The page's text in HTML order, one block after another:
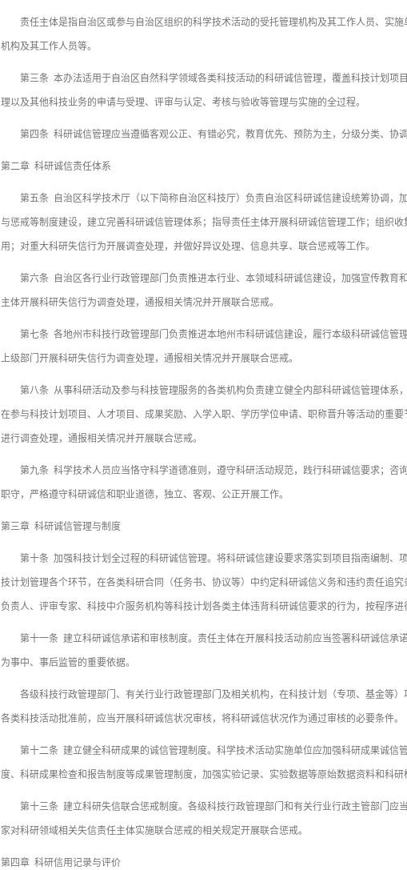
责任主体是指自治区或参与自治区组织的科学技术活动的受托管理机构及其工作人员、实施
机构及其工作人员等。
第三条 本办法适用于自治区自然科学领域各类科技活动的科研诚信管理，覆盖科技计划项
理以及其他科技业务的申请与受理、评审与认定、考核与验收等管理与实施的全过程。
第四条 科研诚信管理应当遵循客观公正、有错必究，教育优先、预防为主，分级分类、协调
第二章 科研诚信责任体系
第五条 自治区科学技术厅（以下简称自治区科技厅）负责自治区科研诚信建设统筹协调，
与惩戒等制度建设，建立完善科研诚信管理体系；指导责任主体开展科研诚信管理工作；组织
用；对重大科研失信行为开展调查处理，并做好异议处理、信息共享、联合惩戒等工作。
第六条 自治区各行业行政管理部门负责推进本行业、本领域科研诚信建设，加强宣传教育
主体开展科研失信行为调查处理，通报相关情况并开展联合惩戒。
第七条 各地州市科技行政管理部门负责推进本地州市科研诚信建设，履行本级科研诚信管
上级部门开展科研失信行为调查处理，通报相关情况并开展联合惩戒。
第八条 从事科研活动及参与科技管理服务的各类机构负责建立健全内部科研诚信管理体系，
在参与科技计划项目、人才项目、成果奖励、入学入职、学历学位申请、职称晋升等活动的重
进行调查处理，通报相关情况并开展联合惩戒。
第九条 科学技术人员应当恪守科学道德准则，遵守科研活动规范，践行科研诚信要求；咨
职守，严格遵守科研诚信和职业道德，独立、客观、公正开展工作。
第三章 科研诚信管理与制度
第十条 加强科技计划全过程的科研诚信管理。将科研诚信建设要求落实到项目指南编制、
技计划管理各个环节，在各类科研合同（任务书、协议等）中约定科研诚信义务和违约责任追
负责人、评审专家、科技中介服务机构等科技计划各类主体违背科研诚信要求的行为，按程序进
第十一条 建立科研诚信承诺和审核制度。责任主体在开展科技活动前应当签署科研诚信承
为事中、事后监管的重要依据。
各级科技行政管理部门、有关行业行政管理部门及相关机构，在科技计划（专项、基金等）
各类科技活动批准前，应当开展科研诚信状况审核，将科研诚信状况作为通过审核的必要条件。
第十二条 建立健全科研成果的诚信管理制度。科学技术活动实施单位应加强科研成果诚信
度、科研成果检查和报告制度等成果管理制度，加强实验记录、实验数据等原始数据资料和科研
第十三条 建立科研失信联合惩戒制度。各级科技行政管理部门和有关行业行政主管部门应
家对科研领域相关失信责任主体实施联合惩戒的相关规定开展联合惩戒。
第四章 科研信用记录与评价